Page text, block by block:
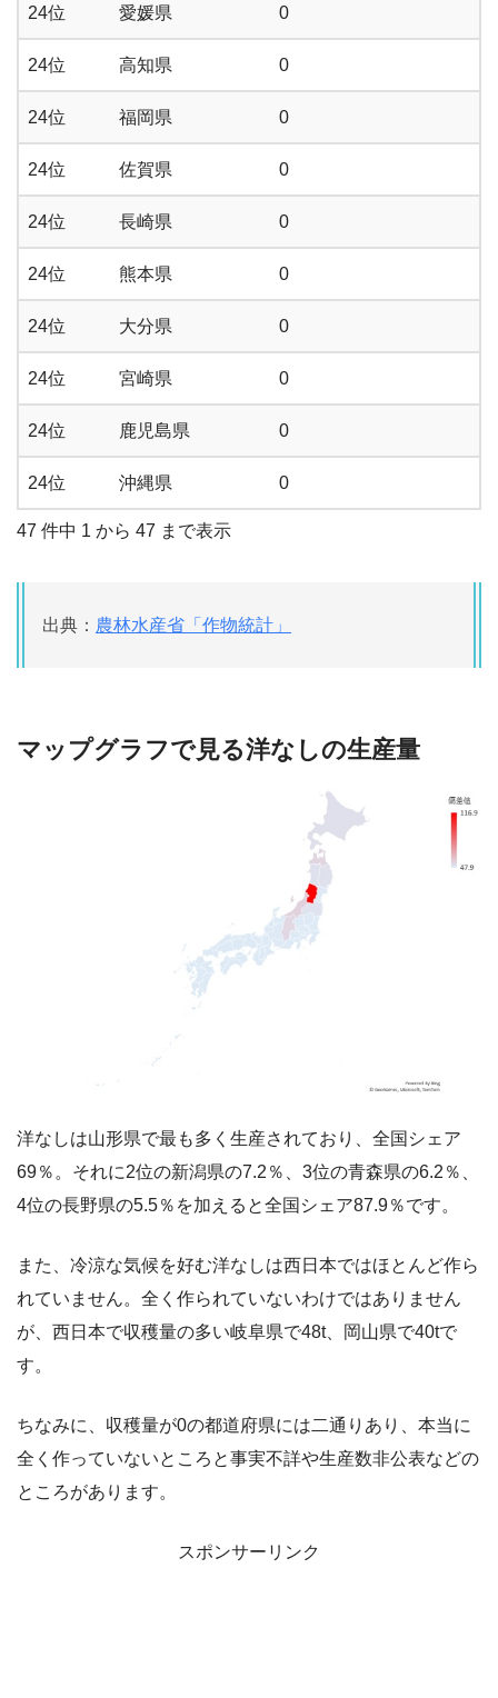
24位 愛媛県 0
24位 高知県 0
24位 福岡県 0
24位 佐賀県 0
24位 長崎県 0
24位 熊本県 0
24位 大分県 0
24位 宮崎県 0
24位 鹿児島県 0
24位 沖縄県 0
47 件中 1 から 47 まで表示
出典： 農林水産省「作物統計」
マップグラフで見る洋なしの生産量
洋なしは山形県で最も多く生産されており、全国シェア
69％。それに2位の新潟県の7.2％、3位の青森県の6.2％、
4位の長野県の5.5％を加えると全国シェア87.9％です。
また、冷涼な気候を好む洋なしは西日本ではほとんど作ら
れていません。全く作られていないわけではありません
が、西日本で収穫量の多い岐阜県で48t、岡山県で40tで
す。
ちなみに、収穫量が0の都道府県には二通りあり、本当に
全く作っていないところと事実不詳や生産数非公表などの
ところがあります。
スポンサーリンク